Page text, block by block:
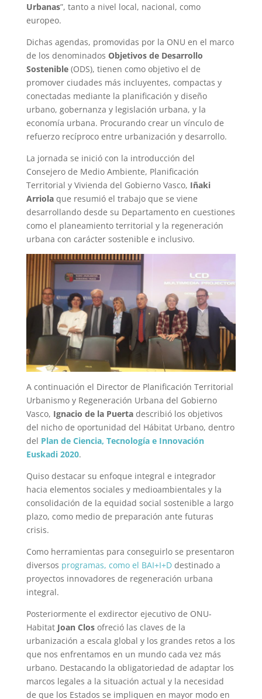
Urbanas”, tanto a nivel local, nacional, como
europeo.
Dichas agendas, promovidas por la ONU en el marco
de los denominados Objetivos de Desarrollo
Sostenible(ODS), tienen como objetivo el de
promover ciudades más incluyentes, compactas y
conectadas mediante la planificación y diseño
urbano, gobernanza y legislación urbana, y la
economía urbana. Procurando crear un vínculo de
refuerzo recíproco entre urbanización y desarrollo.
La jornada se inició con la introducción del
Consejero de Medio Ambiente, Planificación
Territorial y Vivienda del Gobierno Vasco, Iñaki
Arriolaque resumió el trabajo que se viene
desarrollando desde su Departamento en cuestiones
como el planeamiento territorial y la regeneración
urbana con carácter sostenible e inclusivo.
A continuación el Director de Planificación Territorial
Urbanismo y Regeneración Urbana del Gobierno
Vasco, Ignacio de la Puertadescribió los objetivos
del nicho de oportunidad del Hábitat Urbano, dentro
del Plan de Ciencia, Tecnología e Innovación
Euskadi 2020.
Quiso destacar su enfoque integral e integrador
hacia elementos sociales y medioambientales y la
consolidación de la equidad social sostenible a largo
plazo, como medio de preparación ante futuras
crisis.
Como herramientas para conseguirlo se presentaron
diversos programas, como el BAI+I+Ddestinado a
proyectos innovadores de regeneración urbana
integral.
Posteriormente el exdirector ejecutivo de ONU-
Habitat Joan Closofreció las claves de la
urbanización a escala global y los grandes retos a los
que nos enfrentamos en un mundo cada vez más
urbano. Destacando la obligatoriedad de adaptar los
marcos legales a la situación actual y la necesidad
de que los Estados se impliquen en mayor modo en